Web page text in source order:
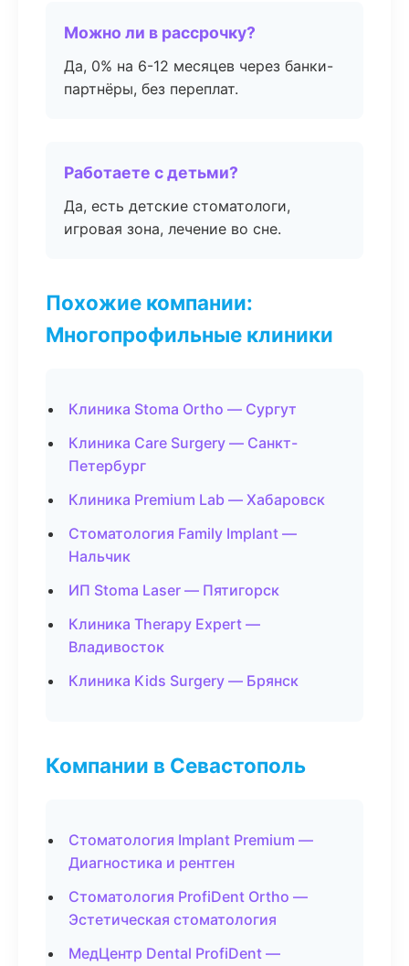
Можно ли в рассрочку?
Да, 0% на 6-12 месяцев через банки-
партнёры, без переплат.
Работаете с детьми?
Да, есть детские стоматологи,
игровая зона, лечение во сне.
Похожие компании:
Многопрофильные клиники
Клиника Stoma Ortho — Сургут
Клиника Care Surgery — Санкт-
Петербург
Клиника Premium Lab — Хабаровск
Стоматология Family Implant —
Нальчик
ИП Stoma Laser — Пятигорск
Клиника Therapy Expert —
Владивосток
Клиника Kids Surgery — Брянск
Компании в Севастополь
Стоматология Implant Premium —
Диагностика и рентген
Стоматология ProfiDent Ortho —
Эстетическая стоматология
МедЦентр Dental ProfiDent —